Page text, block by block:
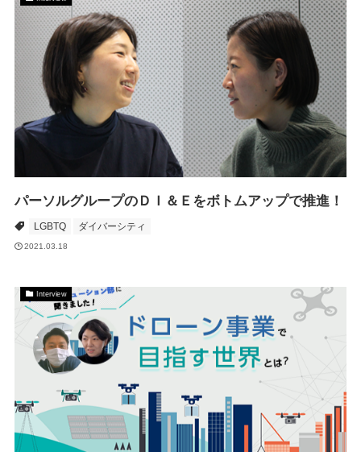
パーソルグループのＤＩ＆Ｅをボトムアップで推進！
LGBTQ ダイバーシティ
2021.03.18
Interview